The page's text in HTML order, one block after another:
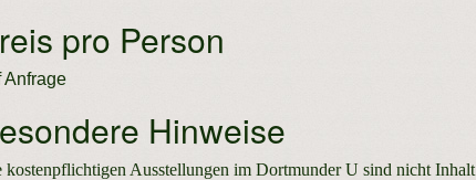
pro Person
Anfrage
Hinweise
kostenpflichtigen Ausstellungen im Dortmunder U sind nicht Inhalt